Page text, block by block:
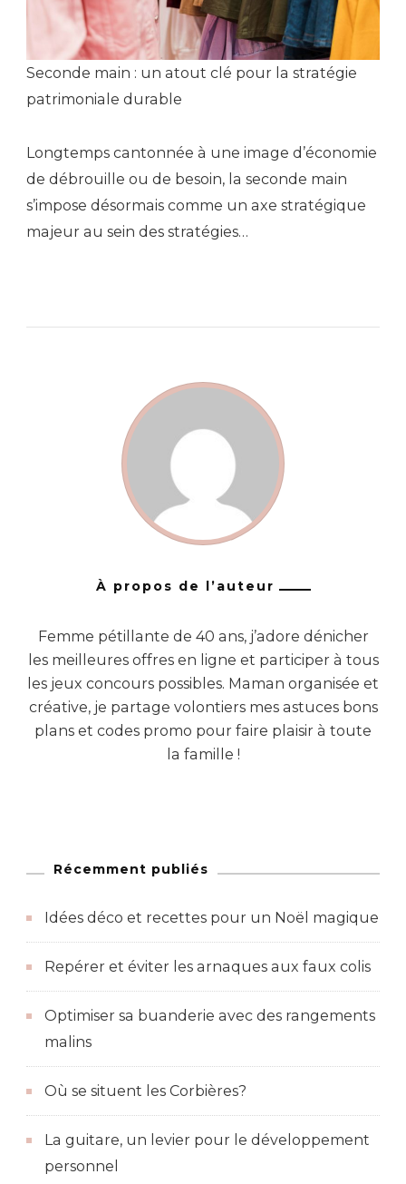
Seconde main : un atout clé pour la stratégie
patrimoniale durable
Longtemps cantonnée à une image d’économie
de débrouille ou de besoin, la seconde main
s’impose désormais comme un axe stratégique
majeur au sein des stratégies…
À propos de l’auteur
Femme pétillante de 40 ans, j’adore dénicher
les meilleures offres en ligne et participer à tous
les jeux concours possibles. Maman organisée et
créative, je partage volontiers mes astuces bons
plans et codes promo pour faire plaisir à toute
la famille !
Récemment publiés
Idées déco et recettes pour un Noël magique
Repérer et éviter les arnaques aux faux colis
Optimiser sa buanderie avec des rangements
malins
Où se situent les Corbières?
La guitare, un levier pour le développement
personnel